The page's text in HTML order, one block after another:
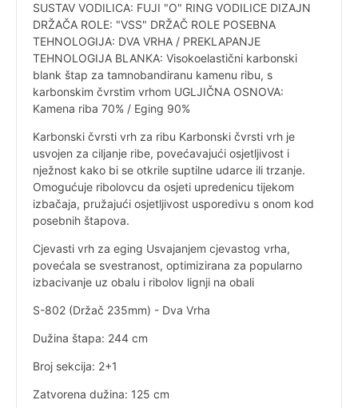
SUSTAV VODILICA: FUJI "O" RING VODILICE DIZAJN
DRŽAČA ROLE: "VSS" DRŽAČ ROLE POSEBNA
TEHNOLOGIJA: DVA VRHA / PREKLAPANJE
TEHNOLOGIJA BLANKA: Visokoelastični karbonski
blank štap za tamnobandiranu kamenu ribu, s
karbonskim čvrstim vrhom UGLJIČNA OSNOVA:
Kamena riba 70% / Eging 90%
Karbonski čvrsti vrh za ribu Karbonski čvrsti vrh je
usvojen za ciljanje ribe, povećavajući osjetljivost i
nježnost kako bi se otkrile suptilne udarce ili trzanje.
Omogućuje ribolovcu da osjeti upredenicu tijekom
izbačaja, pružajući osjetljivost usporedivu s onom kod
posebnih štapova.
Cjevasti vrh za eging Usvajanjem cjevastog vrha,
povećala se svestranost, optimizirana za popularno
izbacivanje uz obalu i ribolov lignji na obali
S-802 (Držač 235mm) - Dva Vrha
Dužina štapa: 244 cm
Broj sekcija: 2+1
Zatvorena dužina: 125 cm